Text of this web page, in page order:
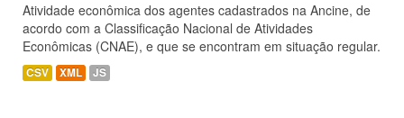
Atividade econômica dos agentes cadastrados na Ancine, de
acordo com a Classificação Nacional de Atividades
Econômicas (CNAE), e que se encontram em situação regular.
CSV XML JS